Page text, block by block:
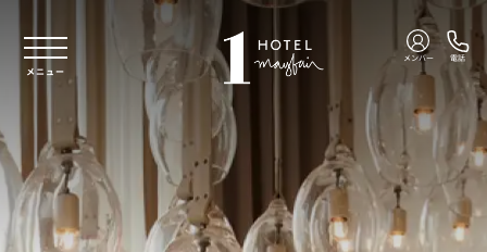
メニュー
メンバー 電話